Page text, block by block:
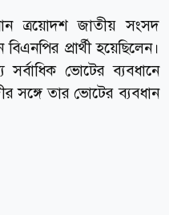
ত্রয়োদশ জাতীয় সংসদ
বিএনপির প্রার্থী হয়েছিলেন।
সর্বাধিক ভোটের ব্যবধানে
সঙ্গে তার ভোটের ব্যবধান